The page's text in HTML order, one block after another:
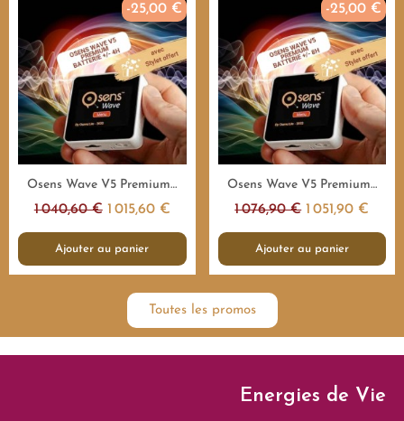
Aperçu rapide
-25,00 €
Osens Wave V5 Premium 1.000.000Hz - 4H - Emetteur fréquences
1 040,60 € 1 015,60 €
Ajouter au panier
Aperçu rapide
-25,00 €
Osens Wave V5 Premium 1.000.000Hz - 8H - Emetteur fréquences
1 076,90 € 1 051,90 €
Ajouter au panier
Toutes les promos
Energies de Vie